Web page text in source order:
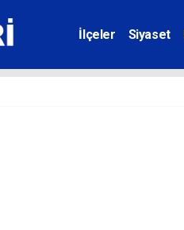
İlçeler Siyaset